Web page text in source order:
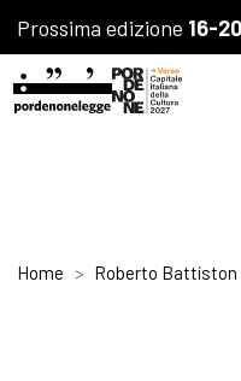
Prossima edizione 16-
Home Roberto Battiston